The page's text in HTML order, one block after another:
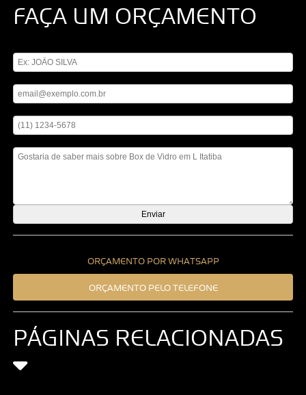
FAÇA UM ORÇAMENTO
ORÇAMENTO POR WHATSAPP
ORÇAMENTO PELO TELEFONE
PÁGINAS RELACIONADAS